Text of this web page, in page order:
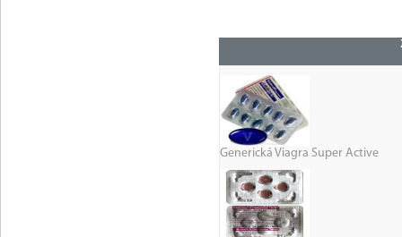
Generická Viagra Super Active